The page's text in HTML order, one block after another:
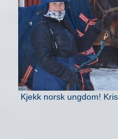
Kjekk norsk ungdom!